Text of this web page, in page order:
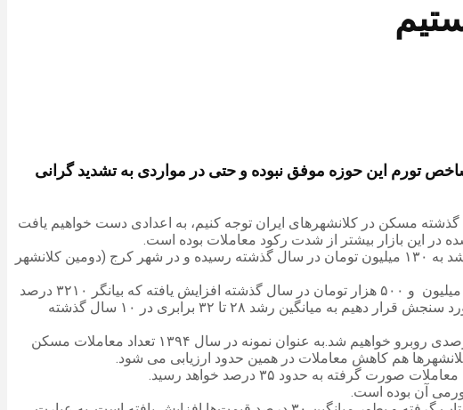
تورم این حوزه موفق نبوده و حتی در مواردی به تشدید گرانی
روزنامه اطلاعات نوشت: به عنوان نمونه اگر به تغییرات صورت گرفته در شاخص قیمت معاملات ۱۰ سال گذشته مسکن در کلانشهرهای ایران توجه کنیم، به اعدادی دست خواهیم یافت
در این بازار بیشتر از شدت رکود معاملات بوده است.
در کلانشهر تهران میانگین قیمت هرمترمربع مسکن معامله شده در سال ۱۳۹۴ از ۳ میلیون و ۹۵۰ هزار تومان با ۳۳۰۰ درصد رشد به ۱۳۰ میلیون تومان در سال گذشته رسیده و در شهر کرج (دومین کلانشهر
میانگین قیمت هر مترمربع مسکن معامله شده در کلانشهر مشهد هم در همین دوره زمانی، از ۲ میلیون و ۸۵۰ هزار تومان به ۹۱ میلیون و ۵۰۰ هزار تومان در سال گذشته افزایش یافته که بیانگر ۳۲۱۰ درصد
رشد است. همین شاخص را اگر در سایر کلانشهرهای کشور نظیر اصفهان، تبریز، شیراز، رشت، اراک، کرمانشاه، همدان و یزد مورد سنجش قرار دهیم به میانگین رشد ۲۸ تا ۳۲ برابری در ۱۰ سال گذشته
با وجود این اگر تعداد معاملات مسکن کلانشهرها در همین بازه زمانی مورد ارزیابی قرار گیرد، بطور میانگین با کاهش ۳۰ تا ۳۵ درصدی روبرو خواهیم شد.به عنوان نمونه در سال ۱۳۹۴ تعداد معاملات مسکن
آن بوده است.